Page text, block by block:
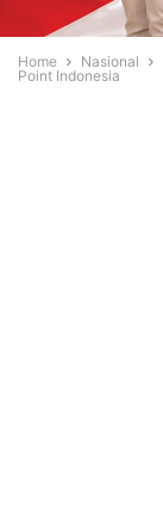
Home Nasional
Point Indonesia